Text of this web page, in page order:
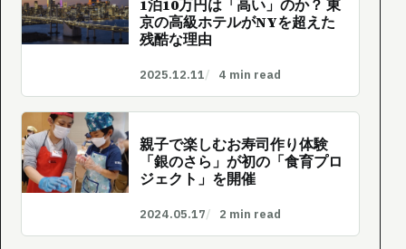
1泊10万円は「高い」のか？ 東
京の高級ホテルがNYを超えた
残酷な理由
2025.12.11 4 min read
親子で楽しむお寿司作り体験
「銀のさら」が初の「食育プロ
ジェクト」を開催
2024.05.17 2 min read